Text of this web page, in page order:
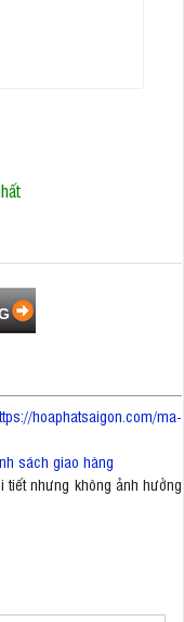
hoaphatsaigon.com/ma-
sách giao hàng
tiết nhưng không ảnh hưởng